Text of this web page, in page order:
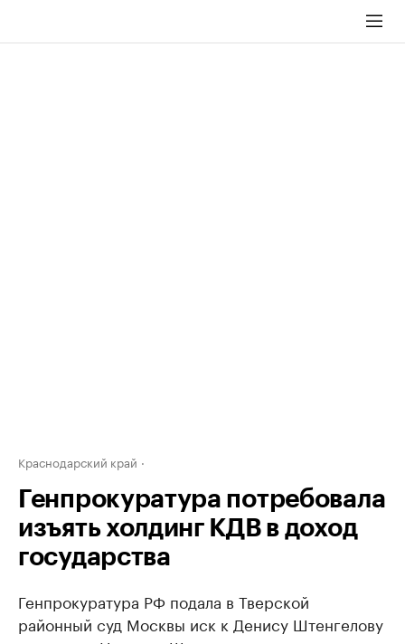
Краснодарский край
Генпрокуратура потребовала
изъять холдинг КДВ в доход
государства
Генпрокуратура РФ подала в Тверской
районный суд Москвы иск к Денису Штенгелову